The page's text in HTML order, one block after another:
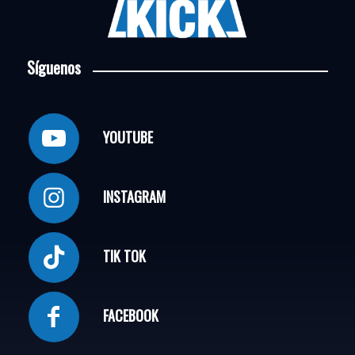
Síguenos
YOUTUBE
INSTAGRAM
TIK TOK
FACEBOOK